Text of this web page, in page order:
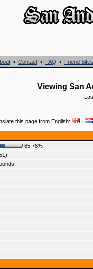
• Contact • FAQ • Friend Sites
Viewing San
this page from English: ·
65.78%